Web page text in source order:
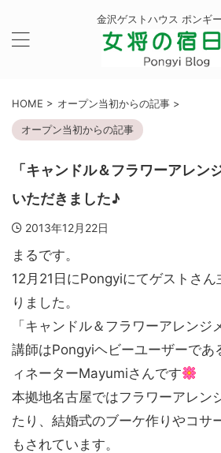
金沢ゲストハウス ポンギ
HOME > オープン当初からの記事 >
オープン当初からの記事
「キャンドル＆フラワーアレン
いただきました♪
2013年12月22日
まるです。
12月21日にPongyiにてゲストさ
りました。
「キャンドル＆フラワーアレンジ
講師はPongyiヘビーユーザーであ
ィネーターMayumiさんです
本拠地名古屋ではフラワーアレン
たり、結婚式のブーケ作りやコサ
もされています。